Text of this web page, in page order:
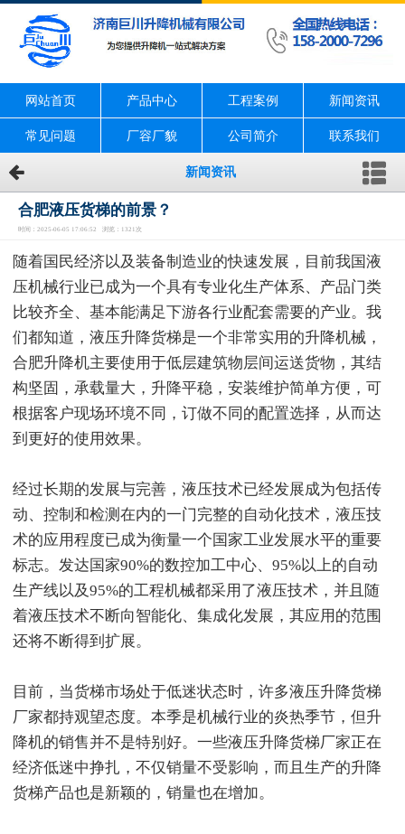
网站首页 产品中心 工程案例 新闻资讯
常见问题 厂容厂貌 公司简介 联系我们
新闻资讯
合肥液压货梯的前景？
时间：2025-06-05 17:06:52 浏览：1321次
随着国民经济以及装备制造业的快速发展，目前我国液
压机械行业已成为一个具有专业化生产体系、产品门类
比较齐全、基本能满足下游各行业配套需要的产业。我
们都知道，液压升降货梯是一个非常实用的升降机械，
合肥升降机主要使用于低层建筑物层间运送货物，其结
构坚固，承载量大，升降平稳，安装维护简单方便，可
根据客户现场环境不同，订做不同的配置选择，从而达
到更好的使用效果。
经过长期的发展与完善，液压技术已经发展成为包括传
动、控制和检测在内的一门完整的自动化技术，液压技
术的应用程度已成为衡量一个国家工业发展水平的重要
标志。发达国家90%的数控加工中心、95%以上的自动
生产线以及95%的工程机械都采用了液压技术，并且随
着液压技术不断向智能化、集成化发展，其应用的范围
还将不断得到扩展。
目前，当货梯市场处于低迷状态时，许多液压升降货梯
厂家都持观望态度。本季是机械行业的炎热季节，但升
降机的销售并不是特别好。一些液压升降货梯厂家正在
经济低迷中挣扎，不仅销量不受影响，而且生产的升降
货梯产品也是新颖的，销量也在增加。